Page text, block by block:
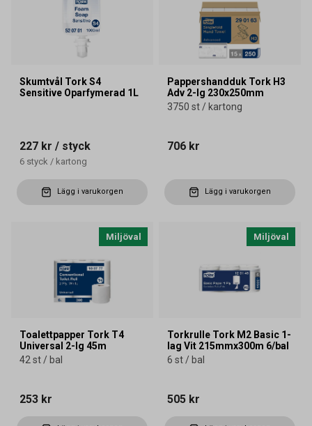
Skumtvål Tork S4
Sensitive Oparfymerad 1L
227 kr / styck
6 styck / kartong
Lägg i varukorgen
Pappershandduk Tork H3
Adv 2-lg 230x250mm
3750 st / kartong
706 kr
Lägg i varukorgen
Miljöval
Toalettpapper Tork T4
Universal 2-lg 45m
42 st / bal
253 kr
Miljöval
Torkrulle Tork M2 Basic 1-
lag Vit 215mmx300m 6/bal
6 st / bal
505 kr